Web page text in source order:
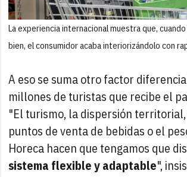
La experiencia internacional muestra que,
bien, el consumidor acaba interiorizándolo con
A eso se suma otro factor
millones de turistas que recibe el
"El turismo, la dispersión
puntos de venta de bebidas o el
Horeca hacen que tengamos que
sistema flexible y adaptable",